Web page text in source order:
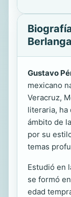
Berlanga
Gustavo
mexicano
Veracruz,
literaria, ha
ámbito de
por su
temas
Estudió en
se formó
edad